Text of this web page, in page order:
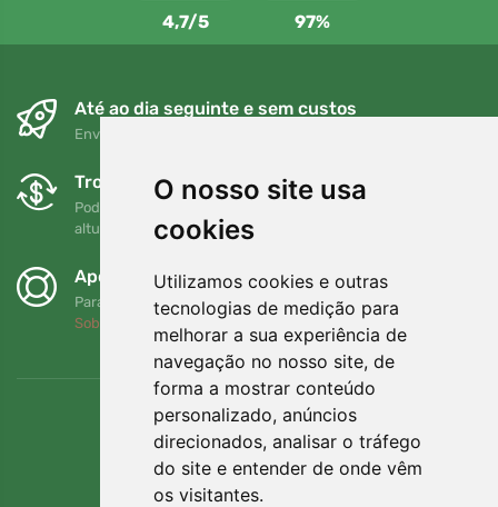
O nosso site usa
cookies
Utilizamos cookies e outras
tecnologias de medição para
melhorar a sua experiência de
navegação no nosso site, de
forma a mostrar conteúdo
personalizado, anúncios
direcionados, analisar o tráfego
do site e entender de onde vêm
os visitantes.
4,7/5 97%
Até ao dia seguinte e sem custos
Envio gratuito para encomendas superiores a 80 EUR
Trocas e devoluções gratuitas
Pode devolver ou trocar a sua encomenda em qualquer
altura no prazo de 90 dias
Apoiamos a Trees.org
Para cada encomenda plantamos uma árvore! Leia mais
Sobre nós